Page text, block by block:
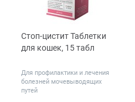
Стоп-цистит Таблетки
для кошек, 15 табл
Для профилактики и лечения
болезней мочевыводящих
путей